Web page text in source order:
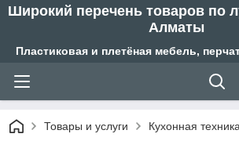
Широкий перечень товаров по
Алматы
Пластиковая и плетёная мебель,
Товары и услуги Кухонная